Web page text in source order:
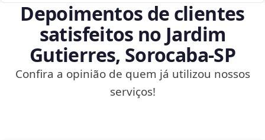
Depoimentos de clientes
satisfeitos no Jardim
Gutierres, Sorocaba‑SP
Confira a opinião de quem já utilizou nossos
serviços!